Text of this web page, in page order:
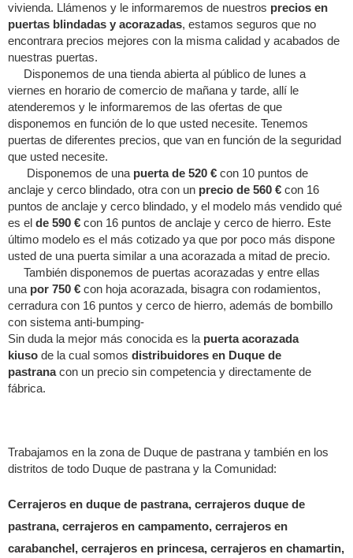
vivienda. Llámenos y le informaremos de nuestros precios en
puertas blindadas y acorazadas, estamos seguros que no
encontrara precios mejores con la misma calidad y acabados de
nuestras puertas.
Disponemos de una tienda abierta al público de lunes a
viernes en horario de comercio de mañana y tarde, allí le
atenderemos y le informaremos de las ofertas de que
disponemos en función de lo que usted necesite. Tenemos
puertas de diferentes precios, que van en función de la seguridad
que usted necesite.
Disponemos de una puerta de 520 € con 10 puntos de
anclaje y cerco blindado, otra con un precio de 560 € con 16
puntos de anclaje y cerco blindado, y el modelo más vendido qué
es el de 590 € con 16 puntos de anclaje y cerco de hierro. Este
último modelo es el más cotizado ya que por poco más dispone
usted de una puerta similar a una acorazada a mitad de precio.
También disponemos de puertas acorazadas y entre ellas
una por 750 € con hoja acorazada, bisagra con rodamientos,
cerradura con 16 puntos y cerco de hierro, además de bombillo
con sistema anti-bumping-
Sin duda la mejor más conocida es la puerta acorazada
kiuso de la cual somos distribuidores en Duque de
pastranacon un precio sin competencia y directamente de
fábrica.
Trabajamos en la zona de Duque de pastrana y también en los
distritos de todo Duque de pastrana y la Comunidad:
Cerrajeros en duque de pastrana, cerrajeros duque de
pastrana, cerrajeros en campamento, cerrajeros en
carabanchel, cerrajeros en princesa, cerrajeros en chamartin,